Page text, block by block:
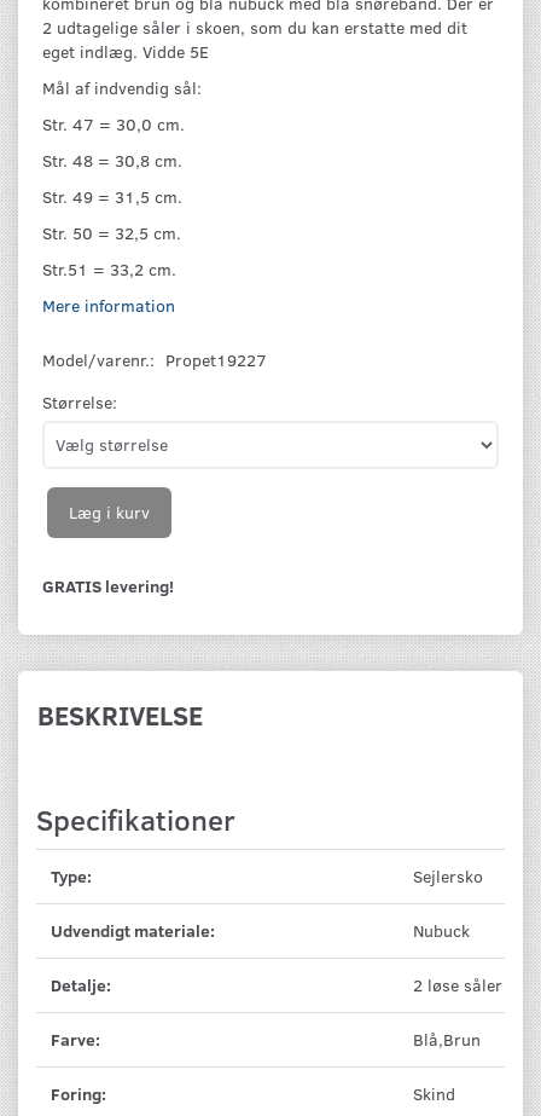
2 udtagelige såler i skoen, som du kan erstatte med dit
eget indlæg. Vidde 5E
Mål af indvendig sål:
Str. 47 = 30,0 cm.
Str. 48 = 30,8 cm.
Str. 49 = 31,5 cm.
Str. 50 = 32,5 cm.
Str.51 = 33,2 cm.
Mere information
Model/varenr.: Propet19227
Størrelse:
Læg i kurv
GRATIS levering!
BESKRIVELSE
Specifikationer
Type: Sejlersko
Udvendigt materiale: Nubuck
Detalje: 2 løse såler
Farve: Blå,Brun
Foring: Skind